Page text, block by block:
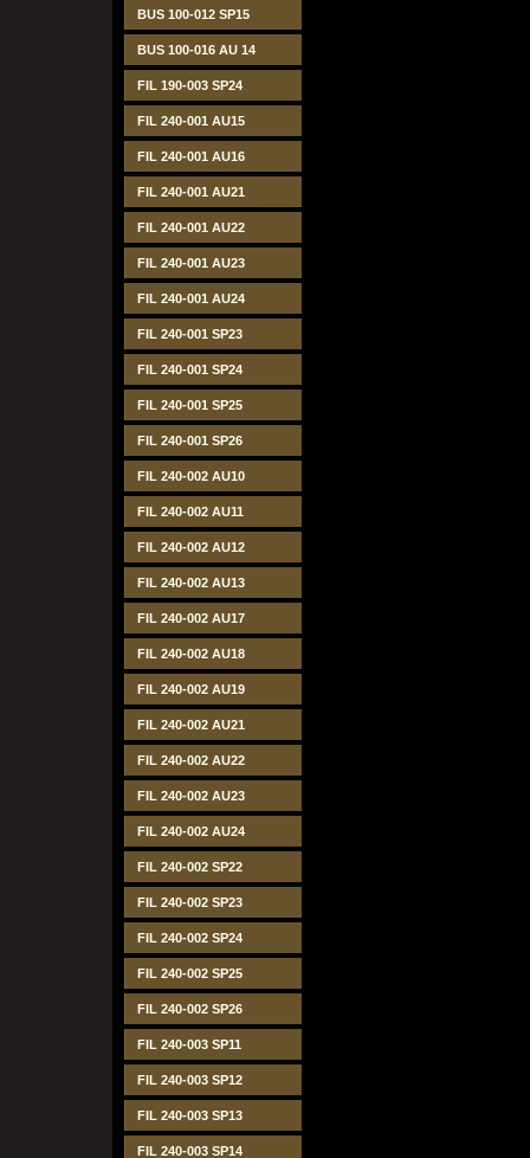
BUS 100-012 SP15
BUS 100-016 AU 14
FIL 190-003 SP24
FIL 240-001 AU15
FIL 240-001 AU16
FIL 240-001 AU21
FIL 240-001 AU22
FIL 240-001 AU23
FIL 240-001 AU24
FIL 240-001 SP23
FIL 240-001 SP24
FIL 240-001 SP25
FIL 240-001 SP26
FIL 240-002 AU10
FIL 240-002 AU11
FIL 240-002 AU12
FIL 240-002 AU13
FIL 240-002 AU17
FIL 240-002 AU18
FIL 240-002 AU19
FIL 240-002 AU21
FIL 240-002 AU22
FIL 240-002 AU23
FIL 240-002 AU24
FIL 240-002 SP22
FIL 240-002 SP23
FIL 240-002 SP24
FIL 240-002 SP25
FIL 240-002 SP26
FIL 240-003 SP11
FIL 240-003 SP12
FIL 240-003 SP13
FIL 240-003 SP14